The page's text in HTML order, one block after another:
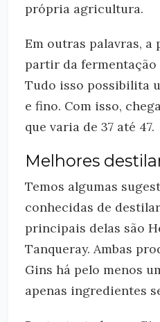
própria agricultura.
Em outras palavras,
partir da fermentação
Tudo isso possibilita
e fino. Com isso,
que varia de 37 até 47.
Melhores
Temos algumas
conhecidas de
principais delas são
Tanqueray. Ambas
Gins há pelo menos
apenas ingredientes